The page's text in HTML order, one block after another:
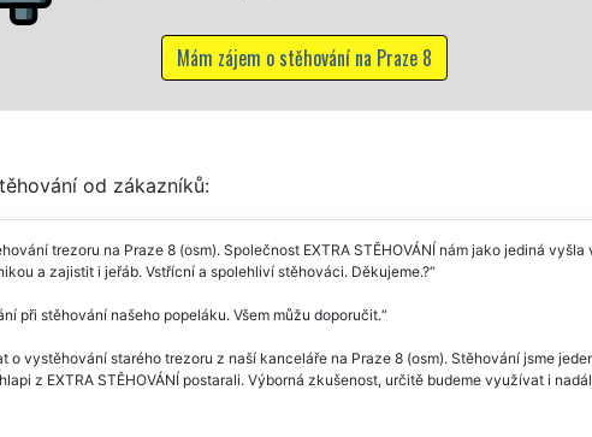
od zákazníků:
trezoru na Praze 8 (osm). Společnost EXTRA STĚHOVÁNÍ nám jako jediná
a zajistit i jeřáb. Vstřícní a spolehliví stěhováci. Děkujeme.?
při stěhování našeho popeláku. Všem můžu doporučit.
o vystěhování starého trezoru z naší kanceláře na Praze 8 (osm). Stěhování jsme
z EXTRA STĚHOVÁNÍ postarali. Výborná zkušenost, určitě budeme využívat i